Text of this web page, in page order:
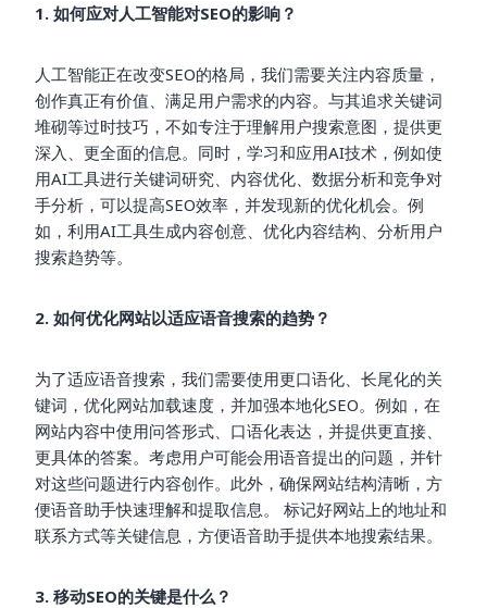
1. 如何应对人工智能对SEO的影响？
人工智能正在改变SEO的格局，我们需要关注内容质量，
创作真正有价值、满足用户需求的内容。与其追求关键词
堆砌等过时技巧，不如专注于理解用户搜索意图，提供更
深入、更全面的信息。同时，学习和应用AI技术，例如使
用AI工具进行关键词研究、内容优化、数据分析和竞争对
手分析，可以提高SEO效率，并发现新的优化机会。例
如，利用AI工具生成内容创意、优化内容结构、分析用户
搜索趋势等。
2. 如何优化网站以适应语音搜索的趋势？
为了适应语音搜索，我们需要使用更口语化、长尾化的关
键词，优化网站加载速度，并加强本地化SEO。例如，在
网站内容中使用问答形式、口语化表达，并提供更直接、
更具体的答案。考虑用户可能会用语音提出的问题，并针
对这些问题进行内容创作。此外，确保网站结构清晰，方
便语音助手快速理解和提取信息。 标记好网站上的地址和
联系方式等关键信息，方便语音助手提供本地搜索结果。
3. 移动SEO的关键是什么？